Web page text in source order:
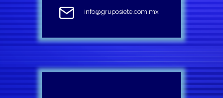
info@gruposiete.com.mx